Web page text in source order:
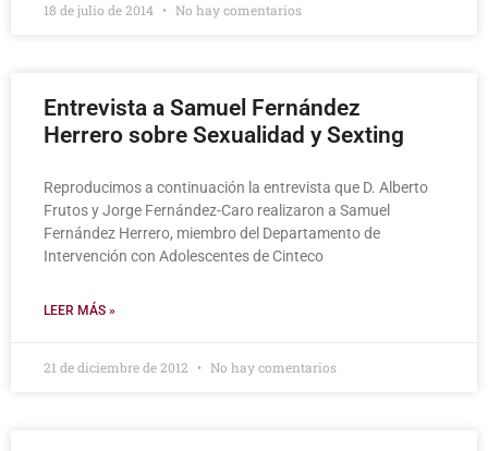
18 de julio de 2014 No hay comentarios
Entrevista a Samuel Fernández
Herrero sobre Sexualidad y Sexting
Reproducimos a continuación la entrevista que D. Alberto
Frutos y Jorge Fernández-Caro realizaron a Samuel
Fernández Herrero, miembro del Departamento de
Intervención con Adolescentes de Cinteco
LEER MÁS »
21 de diciembre de 2012 No hay comentarios